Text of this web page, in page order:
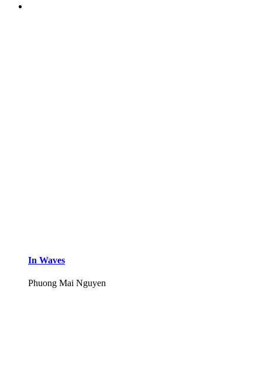
In Waves
Phuong Mai Nguyen